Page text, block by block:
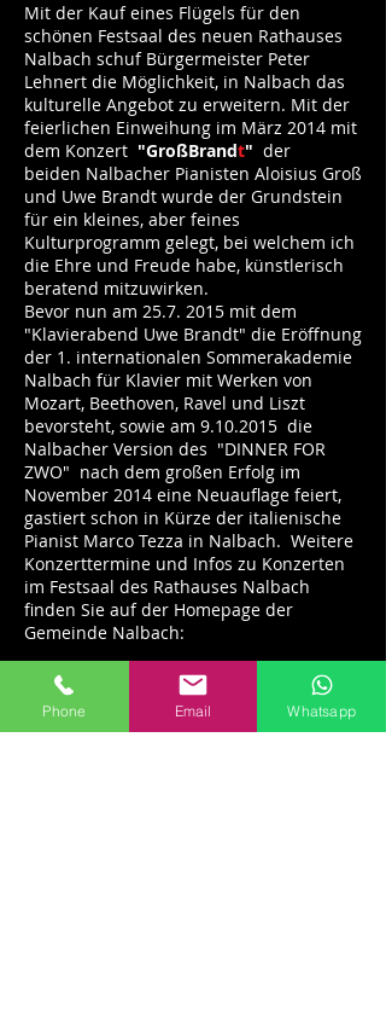
Mit der Kauf eines Flügels für den
schönen Festsaal des neuen Rathauses
Nalbach schuf Bürgermeister Peter
Lehnert die Möglichkeit, in Nalbach das
kulturelle Angebot zu erweitern. Mit der
feierlichen Einweihung im März 2014 mit
dem Konzert "GroßBrandt" der
beiden Nalbacher Pianisten Aloisius Groß
und Uwe Brandt wurde der Grundstein
für ein kleines, aber feines
Kulturprogramm gelegt, bei welchem ich
die Ehre und Freude habe, künstlerisch
beratend mitzuwirken.
Bevor nun am 25.7. 2015 mit dem
"Klavierabend Uwe Brandt" die Eröffnung
der 1. internationalen Sommerakademie
Nalbach für Klavier mit Werken von
Mozart, Beethoven, Ravel und Liszt
bevorsteht, sowie am 9.10.2015 die
Nalbacher Version des "DINNER FOR
ZWO" nach dem großen Erfolg im
November 2014 eine Neuauflage feiert,
gastiert schon in Kürze der italienische
Pianist Marco Tezza in Nalbach. Weitere
Konzerttermine und Infos zu Konzerten
im Festsaal des Rathauses Nalbach
finden Sie auf der Homepage der
Gemeinde Nalbach:
Marco Tezza - Klavierabend
im Festsaal des Rathauses Nalbach
Phone Email Whatsapp